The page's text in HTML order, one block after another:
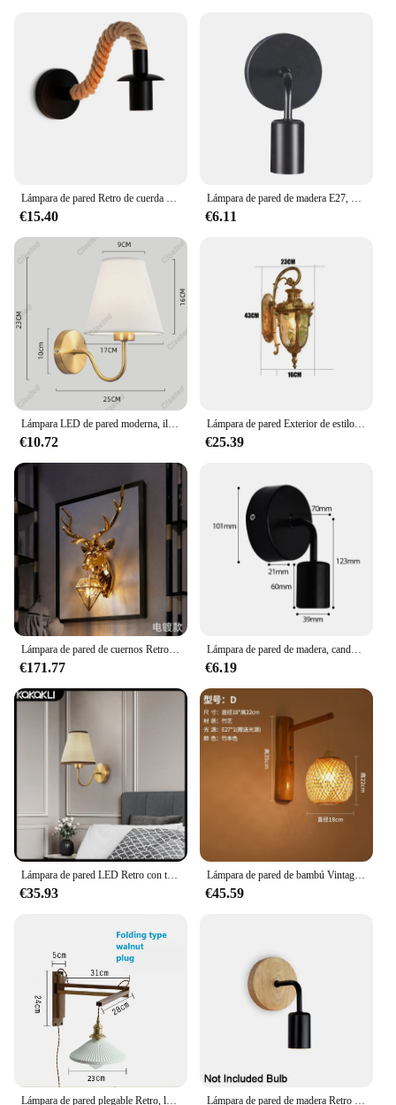
Lámpara de pared Retro de cuerda de cáñamo, candelabro nórdico moderno para dormitorio al lado de la sala de estar, iluminación de decoración del hogar, E27
€15.40
Lámpara de pared de madera E27, candelabro Vintage de 220V y 110V, Retro Para accesorio mesita de noche, decoración Industrial, comedor y dormitorio
€6.11
Lámpara LED de pared moderna, iluminación interior de tela nórdica, Retro, para el hogar, dormitorio, mesita de noche, Hotel
€10.72
Lámpara de pared Exterior de estilo americano, luz Exterior Retro, impermeable, luces de jardín
€25.39
Lámpara de pared de cuernos Retro, Luminaria de resina con cabeza de ciervo nórdico, accesorio de iluminación para dormitorio, sala de estar, decoración del hogar, envío directo
€171.77
Lámpara de pared de madera, candelabro Vintage E27, 110V, 220V, luces de mesita de noche, lámpara Retro, decoración Industrial, comedor y dormitorio
€6.19
Lámpara de pared LED Retro con tela Simple y creativa, decoración E27, lámpara de pared para dormitorio, mesita de noche, sala de estar, iluminación interior de Hotel
€35.93
Lámpara de pared de bambú Vintage creativa, arte chino de bambú, sala de té, restaurante, Hotel, pasillo, lámparas del sudeste asiático, lo más nuevo
€45.59
Lámpara de pared plegable Retro, lámpara retráctil de madera maciza de nogal para el hogar, dormitorio, cabecera, sala de estar, decoración, regalo ligero Lámpara de pared de madera Retro E27, 85-265V, decoración Industrial Vintage para Loft, accesorios de iluminación, aplique de pared